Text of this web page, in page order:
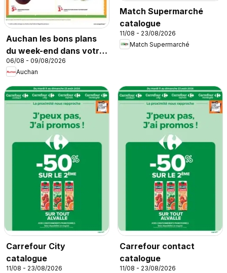
Auchan les bons plans
du week-end dans votre
super
06/08 - 09/08/2026
Auchan
Match Supermarché
catalogue
11/08 - 23/08/2026
Match Supermarché
Carrefour City
catalogue
11/08 - 23/08/2026
Carrefour contact
catalogue
11/08 - 23/08/2026